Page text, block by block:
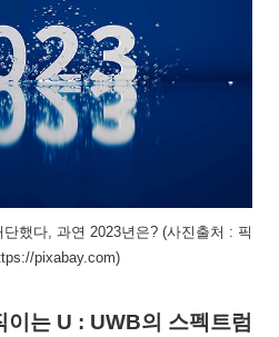
했다, 과연 2023년은? (사진출처 : 픽
pixabay.com)
이는 U : UWB의 스펙트럼